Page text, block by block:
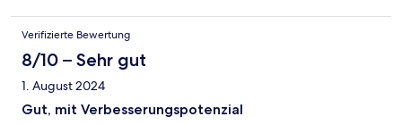
Korridor oder Nachbarszimmer während Ihrer Arbeit mit
Lautsprecher am Handy - geht gar nicht morgens um 08.00 Uhr
!!!
Verifizierte Bewertung
8/10 – Sehr gut
1. August 2024
Gut, mit Verbesserungspotenzial